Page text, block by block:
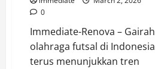
Nasional
0
Immediate-Renova – Gairah
olahraga futsal di Indonesia
terus menunjukkan tren